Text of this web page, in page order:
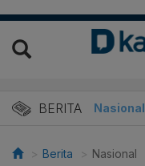
BERITA Nasional
Berita Nasional